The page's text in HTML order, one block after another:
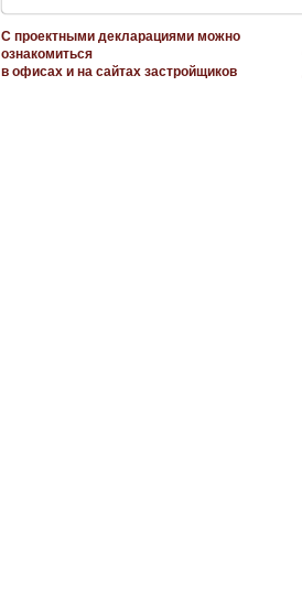
С проектными декларациями можно
ознакомиться
в офисах и на сайтах застройщиков